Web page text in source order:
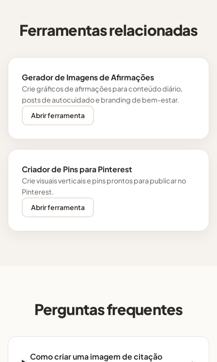
Ferramentas relacionadas
Gerador de Imagens de Afirmações
Crie gráficos de afirmações para conteúdo diário,
posts de autocuidado e branding de bem-estar.
Abrir ferramenta
Criador de Pins para Pinterest
Crie visuais verticais e pins prontos para publicar no
Pinterest.
Abrir ferramenta
Perguntas frequentes
Como criar uma imagem de citação